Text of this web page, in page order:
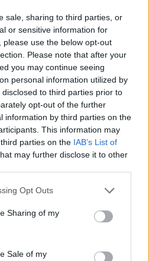
sale, sharing to third parties, or
or sensitive information for
use the below opt-out
Please note that after your
you may continue seeing
personal information utilized by
to third parties prior to
opt-out of the further
information by third parties on the
This information may
parties on the IAB’s List of
may further disclose it to other
app uses one or more Google
behaviour. You may click to
and its third-party tags to
purposes in below Google
Opt Outs
Sharing of my
Sale of my
Bootsie Petőfi-
Ligeti Gyurival
és a mostanában inkább
Gyurival készített EP-t
Bootsie, a magyar hiphop
különleges figurája, aki
is készül 2024-re:
360 fokos koncertet ad a…